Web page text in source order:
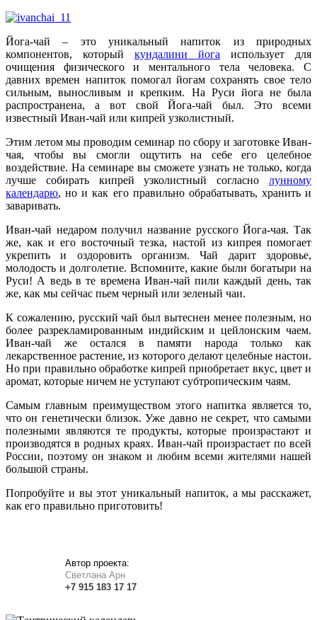
Йога-чай – это уникальный напиток из природных
компонентов, который кундалини йога использует для
очищения физического и ментального тела человека. С
давних времен напиток помогал йогам сохранять свое тело
сильным, выносливым и крепким. На Руси йога не была
распространена, а вот свой Йога-чай был. Это всеми
известный Иван-чай или кипрей узколистный.
Этим летом мы проводим семинар по сбору и заготовке Иван-
чая, чтобы вы смогли ощутить на себе его целебное
воздействие. На семинаре вы сможете узнать не только, когда
лучше собирать кипрей узколистный согласно лунному
календарю, но и как его правильно обрабатывать, хранить и
заваривать.
Иван-чай недаром получил название русского Йога-чая. Так
же, как и его восточный тезка, настой из кипрея помогает
укрепить и оздоровить организм. Чай дарит здоровье,
молодость и долголетие. Вспомните, какие были богатыри на
Руси! А ведь в те времена Иван-чай пили каждый день, так
же, как мы сейчас пьем черный или зеленый чаи.
К сожалению, русский чай был вытеснен менее полезным, но
более разрекламированным индийским и цейлонским чаем.
Иван-чай же остался в памяти народа только как
лекарственное растение, из которого делают целебные настои.
Но при правильно обработке кипрей приобретает вкус, цвет и
аромат, которые ничем не уступают субтропическим чаям.
Самым главным преимуществом этого напитка является то,
что он генетически близок. Уже давно не секрет, что самыми
полезными являются те продукты, которые произрастают и
производятся в родных краях. Иван-чай произрастает по всей
России, поэтому он знаком и любим всеми жителями нашей
большой страны.
Попробуйте и вы этот уникальный напиток, а мы расскажет,
как его правильно приготовить!
Автор проекта:
Светлана Арн
+7 915 183 17 17